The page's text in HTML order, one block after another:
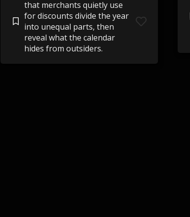
that merchants quietly use
for discounts divide the year
into unequal parts, then
reveal what the calendar
hides from outsiders.